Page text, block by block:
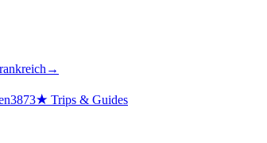
→
3873★ Trips & Guides